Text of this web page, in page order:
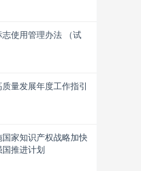
使用管理办法 （试
量发展年度工作指引
国家知识产权战略加快
推进计划